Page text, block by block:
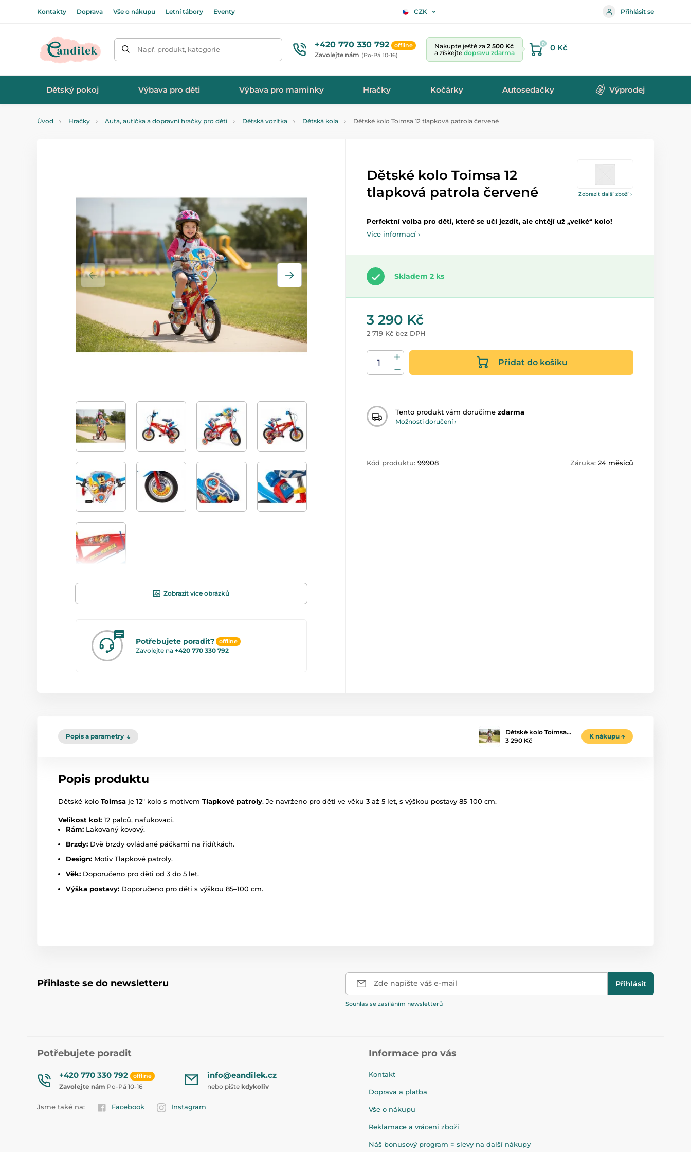
Kontakty Doprava Vše o nákupu Letní tábory Eventy CZK Přihlásit se
Např. produkt, kategorie +420 770 330 792 offline
Zavolejte nám (Po-Pá 10-16)
Nakupte ještě za 2 500 Kč
a získejte dopravu zdarma
0 0 Kč
Dětský pokoj Výbava pro děti Výbava pro maminky Hračky Kočárky Autosedačky Výprodej
Úvod Hračky Auta, autíčka a dopravní hračky pro děti Dětská vozítka Dětská kola Dětské kolo Toimsa 12 tlapková patrola červené
Zobrazit další zboží ›
Zobrazit více obrázků
Potřebujete poradit? offline
Zavolejte na +420 770 330 792
Dětské kolo Toimsa 12
tlapková patrola červené
Perfektní volba pro děti, které se učí jezdit, ale chtějí už „velké“ kolo!
Více informací ›
Skladem 2 ks
3 290 Kč
2 719 Kč bez DPH
Přidat do košíku
Tento produkt vám doručíme zdarma
Možnosti doručení ›
Kód produktu: 99908 Záruka: 24 měsíců
Popis a parametry
Dětské kolo Toimsa…
3 290 Kč
K nákupu
Popis produktu
Dětské kolo Toimsa je 12" kolo s motivem Tlapkové patroly. Je navrženo pro děti ve věku 3 až 5 let, s výškou postavy 85–100 cm.
Velikost kol: 12 palců, nafukovací.
Rám: Lakovaný kovový.
Brzdy: Dvě brzdy ovládané páčkami na řídítkách.
Design: Motiv Tlapkové patroly.
Věk: Doporučeno pro děti od 3 do 5 let.
Výška postavy: Doporučeno pro děti s výškou 85–100 cm.
Přihlaste se do newsletteru Zde napište váš e-mail Přihlásit
Souhlas se zasíláním newsletterů
Potřebujete poradit
+420 770 330 792 offline
Zavolejte nám Po-Pá 10-16
info@eandilek.cz
nebo pište kdykoliv
Jsme také na: Facebook Instagram
Informace pro vás
Kontakt
Doprava a platba
Vše o nákupu
Reklamace a vrácení zboží
Náš bonusový program = slevy na další nákupy